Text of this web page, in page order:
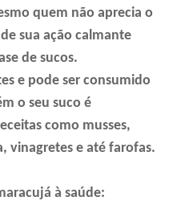
quem não aprecia o
sua ação calmante
de sucos.
e pode ser consumido
o seu suco é
como musses,
vinagretes e até farofas.
à saúde: